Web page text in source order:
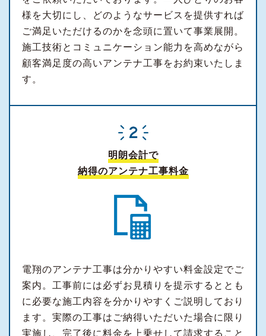
様を大切にし、どのようなサービスを提供すれば
ご満足いただけるのかを念頭に置いて事業展開。
施工技術とコミュニケーション能力を高めながら
顧客満足度の高いアンテナ工事をお約束いたしま
す。
明朗会計で
納得のアンテナ工事料金
電翔のアンテナ工事は分かりやすい料金設定でご
案内。工事前には必ずお見積りを提示するととも
に必要な施工内容を分かりやすくご説明しており
ます。実際の工事はご納得いただいた場合に限り
実施し、完了後に料金を上乗せして請求すること